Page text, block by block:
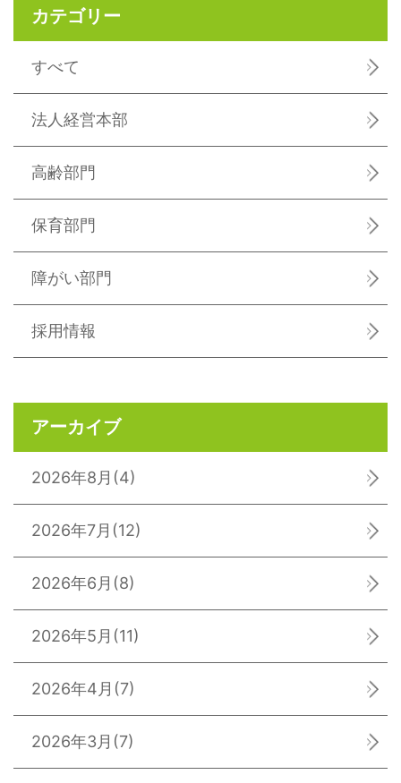
カテゴリー
すべて
法人経営本部
高齢部門
保育部門
障がい部門
採用情報
アーカイブ
2026年8月 (4)
2026年7月 (12)
2026年6月 (8)
2026年5月 (11)
2026年4月 (7)
2026年3月 (7)